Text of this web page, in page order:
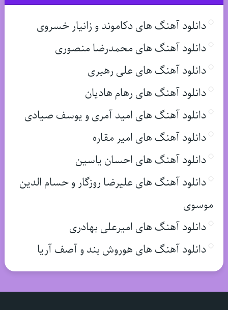
دانلود آهنگ های دکاموند و زانیار خسروی
دانلود آهنگ های محمدرضا منصوری
دانلود آهنگ های علی رهبری
دانلود آهنگ های رهام هادیان
دانلود آهنگ های امید آمری و یوسف صیادی
دانلود آهنگ های امیر مقاره
دانلود آهنگ های احسان یاسین
دانلود آهنگ های علیرضا روزگار و حسام الدین
موسوی
دانلود آهنگ های امیرعلی بهادری
دانلود آهنگ های هوروش بند و آصف آریا